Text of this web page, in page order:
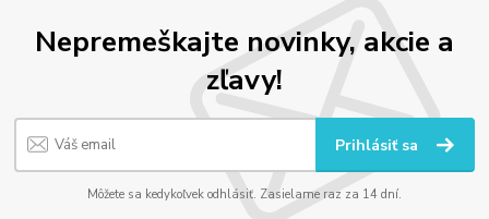
Nepremeškajte novinky, akcie a
zľavy!
Prihlásiť sa
Môžete sa kedykoľvek odhlásiť. Zasielame raz za 14 dní.